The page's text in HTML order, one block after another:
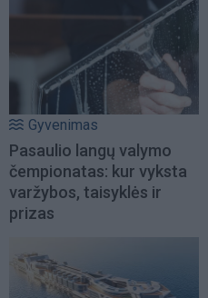
Gyvenimas
Pasaulio langų valymo
čempionatas: kur vyksta
varžybos, taisyklės ir
prizas